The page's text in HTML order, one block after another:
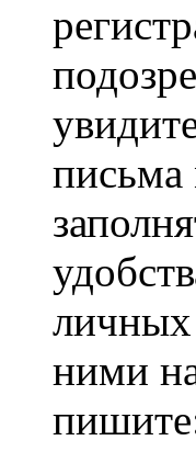
личных
ними